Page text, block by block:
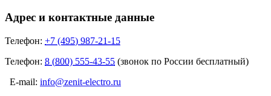
Адрес и контактные данные
Телефон: +7 (495) 987-21-15
Телефон: 8 (800) 555-43-55 (звонок по России бесплатный)
E-mail: info@zenit-electro.ru